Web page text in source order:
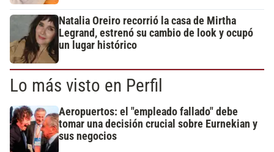
Natalia Oreiro recorrió la casa de Mirtha
Legrand, estrenó su cambio de look y ocupó
un lugar histórico
Lo más visto en Perfil
Aeropuertos: el "empleado fallado" debe
tomar una decisión crucial sobre Eurnekian y
sus negocios